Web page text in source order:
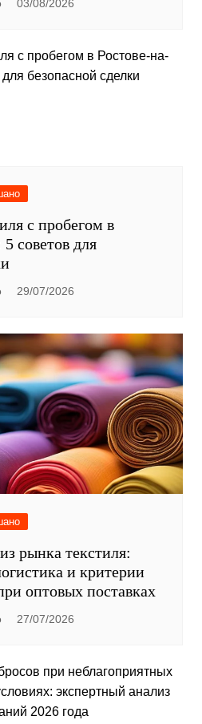
03/08/2026
с пробегом в
советов для
29/07/2026
рынка текстиля:
и критерии
оптовых поставках
27/07/2026